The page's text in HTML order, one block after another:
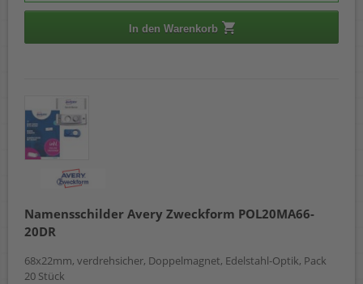
In den Warenkorb
Namensschilder Avery Zweckform POL20MA66-
20DR
68x22mm, verdrehsicher, Doppelmagnet, Edelstahl-Optik, Pack
20 Stück